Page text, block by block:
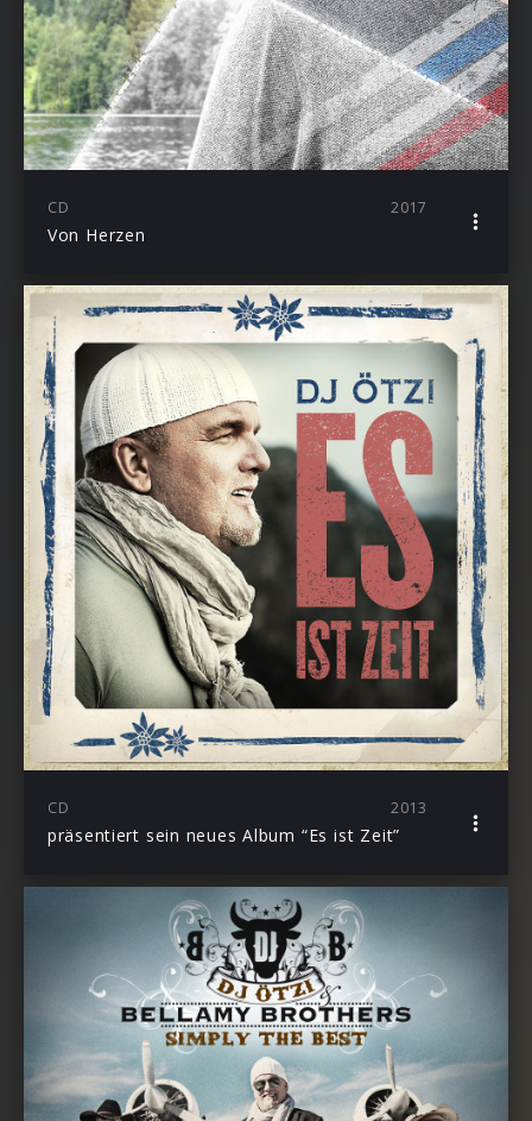
CD 2017
Von Herzen
CD 2013
präsentiert sein neues Album “Es ist Zeit”